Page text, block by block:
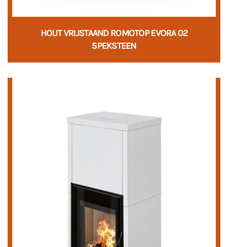
HOUT VRIJSTAAND ROMOTOP EVORA 02
SPEKSTEEN